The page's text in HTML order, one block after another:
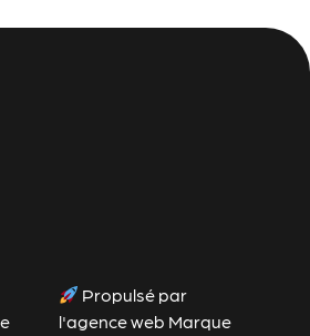
Propulsé par
l'agence web Marque